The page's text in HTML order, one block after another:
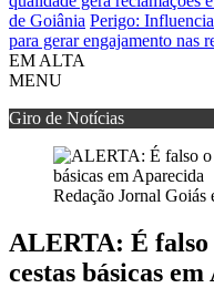
de Goiânia Perigo:
para gerar engajamento nas
EM ALTA
MENU
Giro de Notícias
Redação Jornal Goiás
ALERTA: É falso
cestas básicas